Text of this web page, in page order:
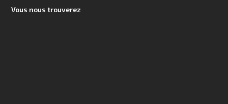
Vous nous trouverez